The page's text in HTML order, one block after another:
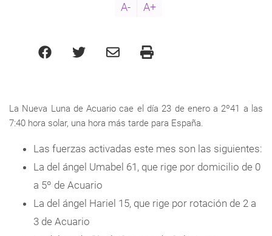
A- A+
La Nueva Luna de Acuario cae el día 23 de enero a 2º41 a las
7:40 hora solar, una hora más tarde para España.
Las fuerzas activadas este mes son las siguientes:
La del ángel Umabel 61, que rige por domicilio de 0
a 5º de Acuario
La del ángel Hariel 15, que rige por rotación de 2 a
3 de Acuario